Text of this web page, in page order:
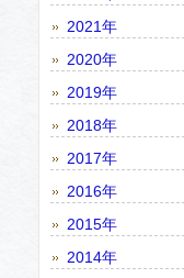
2021年
2020年
2019年
2018年
2017年
2016年
2015年
2014年